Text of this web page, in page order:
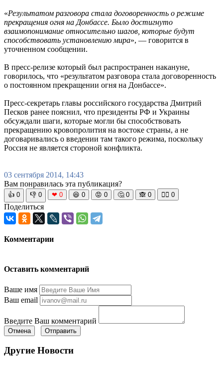
«Результатом разговора стала договоренность о режиме
прекращения огня на Донбассе. Было достигнуто
взаимопонимание относительно шагов, которые будут
способствовать установлению мира», — говорится в
уточненном сообщении.
В пресс-релизе который был распространен накануне,
говорилось, что «результатом разговора стала договоренность
о постоянном прекращении огня на Донбассе».
Пресс-секретарь главы российского государства Дмитрий
Песков ранее пояснил, что президенты РФ и Украины
обсуждали шаги, которые могли бы способствовать
прекращению кровопролития на востоке страны, а не
договаривались о введении там такого режима, поскольку
Россия не является стороной конфликта.
03 сентября 2014, 14:43
Вам понравилась эта публикация?
👍 0 👎 0 ❤ 0 😆 0 😡 0 🤔 0 🙈 0 🧘‍♀️ 0
Поделиться
Комментарии
Оставить комментарий
Ваше имя
Ваш email
Введите Ваш комментарий
Отмена Отправить
Другие Новости